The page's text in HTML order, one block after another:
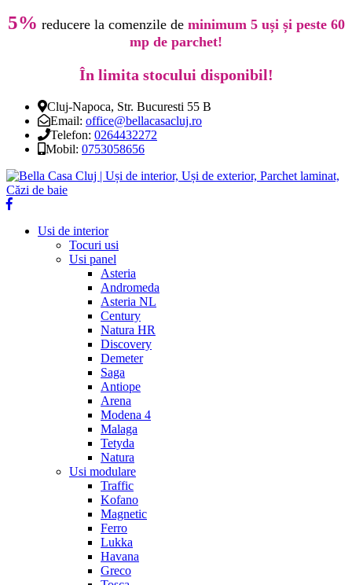
5% reducere la comenzile de minimum 5 uși și peste 60
mp de parchet!
În limita stocului disponibil!
Cluj-Napoca, Str. Bucuresti 55 B
Email: office@bellacasacluj.ro
Telefon: 0264432272
Mobil: 0753058656
Usi de interior
Tocuri usi
Usi panel
Asteria
Andromeda
Asteria NL
Century
Natura HR
Discovery
Demeter
Saga
Antiope
Arena
Modena 4
Malaga
Tetyda
Natura
Usi modulare
Traffic
Kofano
Magnetic
Ferro
Lukka
Havana
Greco